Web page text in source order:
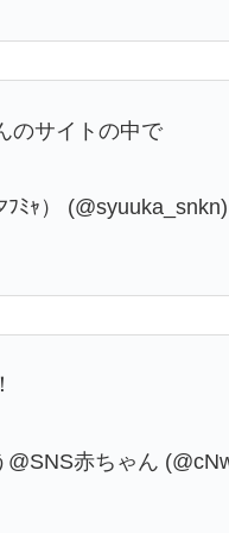
のサイトの中で
ﾐｬ）
赤ちゃん